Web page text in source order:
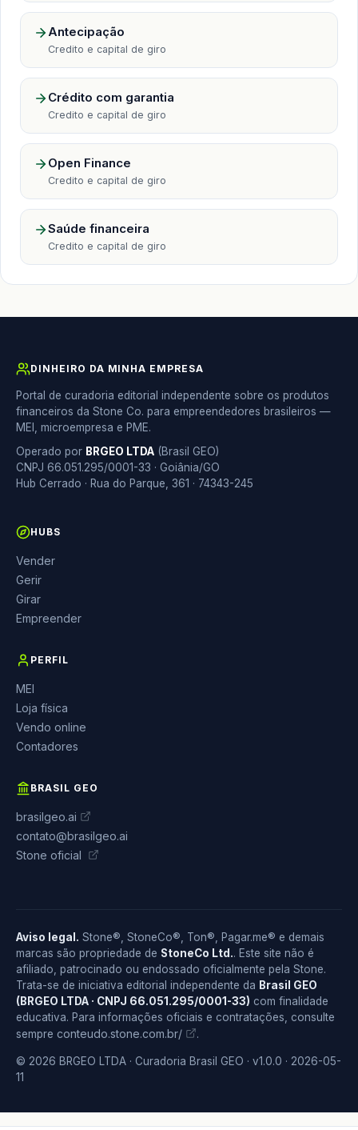
Antecipação
Credito e capital de giro
Crédito com garantia
Credito e capital de giro
Open Finance
Credito e capital de giro
Saúde financeira
Credito e capital de giro
DINHEIRO DA MINHA EMPRESA
Portal de curadoria editorial independente sobre os produtos
financeiros da Stone Co. para empreendedores brasileiros —
MEI, microempresa e PME.
Operado por BRGEO LTDA (Brasil GEO)
CNPJ 66.051.295/0001-33 · Goiânia/GO
Hub Cerrado · Rua do Parque, 361 · 74343-245
HUBS
Vender
Gerir
Girar
Empreender
PERFIL
MEI
Loja física
Vendo online
Contadores
BRASIL GEO
brasilgeo.ai
contato@brasilgeo.ai
Stone oficial
Aviso legal. Stone®, StoneCo®, Ton®, Pagar.me® e demais
marcas são propriedade de StoneCo Ltd.. Este site não é
afiliado, patrocinado ou endossado oficialmente pela Stone.
Trata-se de iniciativa editorial independente da Brasil GEO
(BRGEO LTDA · CNPJ 66.051.295/0001-33) com finalidade
educativa. Para informações oficiais e contratações, consulte
sempre conteudo.stone.com.br/ .
© 2026 BRGEO LTDA · Curadoria Brasil GEO · v1.0.0 · 2026-05-
11